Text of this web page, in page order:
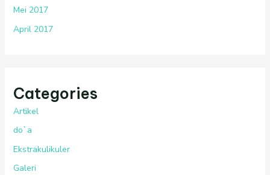
Mei 2017
April 2017
Categories
Artikel
do`a
Ekstrakulikuler
Galeri